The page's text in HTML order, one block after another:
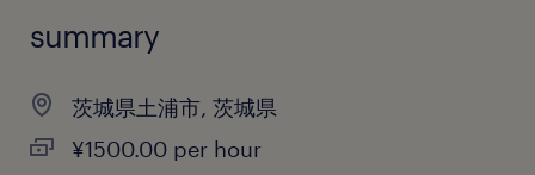
summary
茨城県土浦市, 茨城県
¥1500.00 per hour